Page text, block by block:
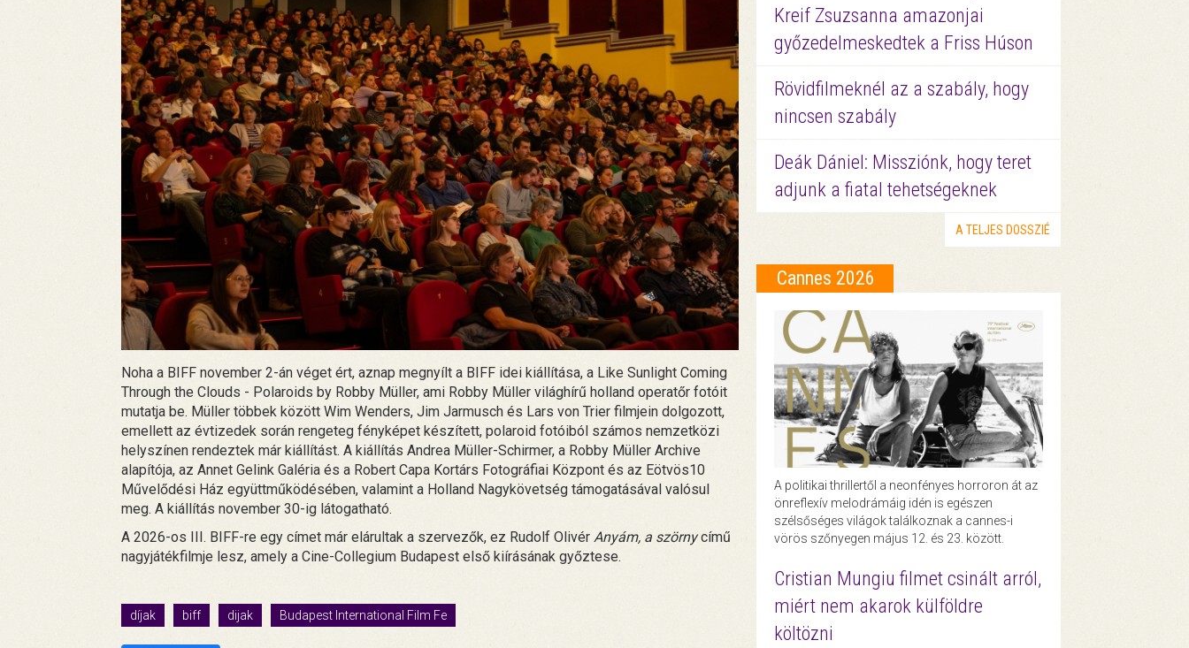
Noha a BIFF november 2-án véget ért, aznap megnyílt a BIFF idei kiállítása, a Like Sunlight Coming
Through the Clouds - Polaroids by Robby Müller, ami Robby Müller világhírű holland operatőr fotóit
mutatja be. Müller többek között Wim Wenders, Jim Jarmusch és Lars von Trier filmjein dolgozott,
emellett az évtizedek során rengeteg fényképet készített, polaroid fotóiból számos nemzetközi
helyszínen rendeztek már kiállítást. A kiállítás Andrea Müller-Schirmer, a Robby Müller Archive
alapítója, az Annet Gelink Galéria és a Robert Capa Kortárs Fotográfiai Központ és az Eötvös10
Művelődési Ház együttműködésében, valamint a Holland Nagykövetség támogatásával valósul
meg. A kiállítás november 30-ig látogatható.
A 2026-os III. BIFF-re egy címet már elárultak a szervezők, ez Rudolf Olivér Anyám, a szörnycímű
nagyjátékfilmje lesz, amely a Cine-Collegium Budapest első kiírásának győztese.
díjak biff dijak Budapest International Film Fe
Kreif Zsuzsanna amazonjai
győzedelmeskedtek a Friss Húson
Rövidfilmeknél az a szabály, hogy
nincsen szabály
Deák Dániel: Missziónk, hogy teret
adjunk a fiatal tehetségeknek
A TELJES DOSSZIÉ
Cannes 2026
A politikai thrillertől a neonfényes horroron át az
önreflexív melodrámáig idén is egészen
szélsőséges világok találkoznak a cannes-i
vörös szőnyegen május 12. és 23. között.
Cristian Mungiu filmet csinált arról,
miért nem akarok külföldre
költözni